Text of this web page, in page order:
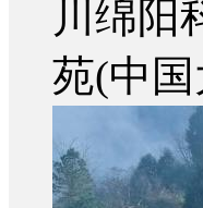
川绵阳
苑(中国